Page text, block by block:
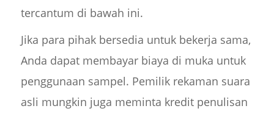
tercantum di bawah ini.
Jika para pihak bersedia untuk bekerja sama,
Anda dapat membayar biaya di muka untuk
penggunaan sampel. Pemilik rekaman suara
asli mungkin juga meminta kredit penulisan